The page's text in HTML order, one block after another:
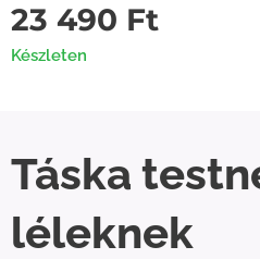
23 490 Ft
Készleten
Táska
léleknek